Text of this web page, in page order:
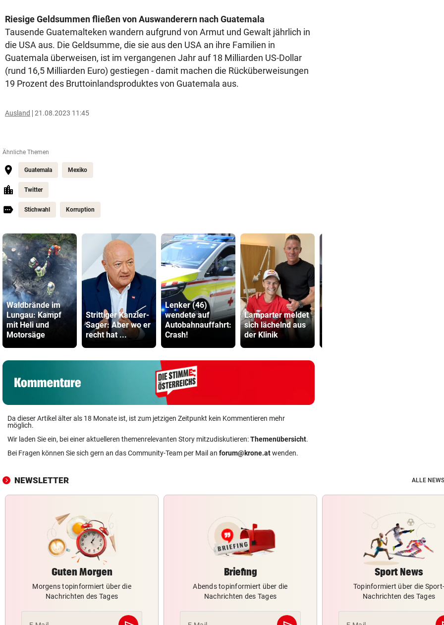
Riesige Geldsummen fließen von Auswanderern nach Guatemala
Tausende Guatemalteken wandern aufgrund von Armut und Gewalt jährlich in
die USA aus. Die Geldsumme, die sie aus den USA an ihre Familien in
Guatemala überweisen, ist im vergangenen Jahr auf 18 Milliarden US-Dollar
(rund 16,5 Milliarden Euro) gestiegen - damit machen die Rücküberweisungen
19 Prozent des Bruttoinlandsproduktes von Guatemala aus.
Ausland 21.08.2023 11:45
Ähnliche Themen
Guatemala Mexiko
Twitter
Stichwahl Korruption
Waldbrände im
Lungau: Kampf
mit Heli und
Motorsäge
Strittiger Kanzler-
Sager: Aber wo er
recht hat ...
Lenker (46)
wendete auf
Autobahnauffahrt:
Crash!
Lamparter meldet
sich lächelnd aus
der Klinik
Da dieser Artikel älter als 18 Monate ist, ist zum jetzigen Zeitpunkt kein Kommentieren mehr
möglich.
Wir laden Sie ein, bei einer aktuelleren themenrelevanten Story mitzudiskutieren:Themenübersicht.
Bei Fragen können Sie sich gern an das Community-Team per Mail an forum@krone.atwenden.
NEWSLETTER ALLE
Guten Morgen
Morgens topinformiert über die
Nachrichten des Tages
Briefing
Abends topinformiert über die
Nachrichten des Tages
Sport News
Topinformiert über die Sport-
Nachrichten des Tages